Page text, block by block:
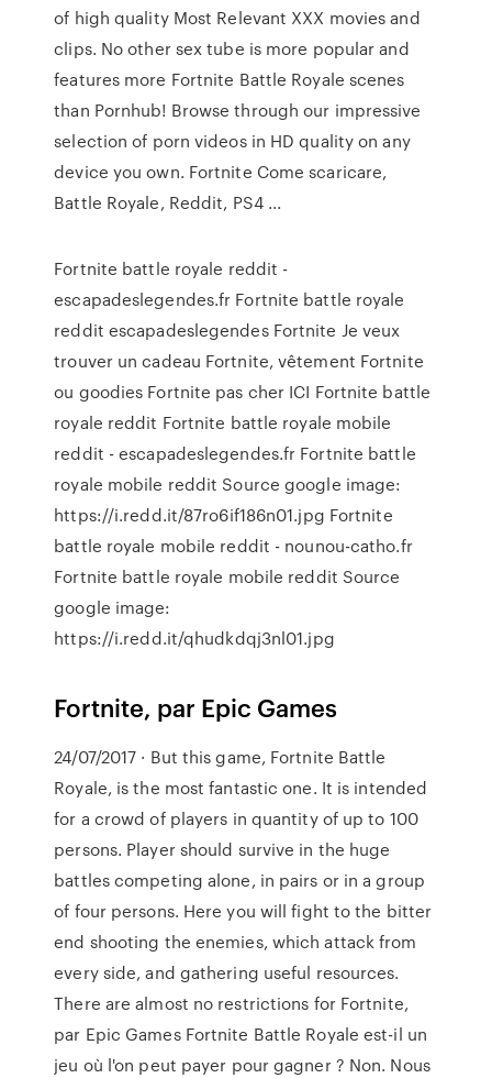
of high quality Most Relevant XXX movies and
clips. No other sex tube is more popular and
features more Fortnite Battle Royale scenes
than Pornhub! Browse through our impressive
selection of porn videos in HD quality on any
device you own. Fortnite Come scaricare,
Battle Royale, Reddit, PS4 ...
Fortnite battle royale reddit -
escapadeslegendes.fr Fortnite battle royale
reddit escapadeslegendes Fortnite Je veux
trouver un cadeau Fortnite, vêtement Fortnite
ou goodies Fortnite pas cher ICI Fortnite battle
royale reddit Fortnite battle royale mobile
reddit - escapadeslegendes.fr Fortnite battle
royale mobile reddit Source google image:
https://i.redd.it/87ro6if186n01.jpg Fortnite
battle royale mobile reddit - nounou-catho.fr
Fortnite battle royale mobile reddit Source
google image:
https://i.redd.it/qhudkdqj3nl01.jpg
Fortnite, par Epic Games
24/07/2017 · But this game, Fortnite Battle
Royale, is the most fantastic one. It is intended
for a crowd of players in quantity of up to 100
persons. Player should survive in the huge
battles competing alone, in pairs or in a group
of four persons. Here you will fight to the bitter
end shooting the enemies, which attack from
every side, and gathering useful resources.
There are almost no restrictions for Fortnite,
par Epic Games Fortnite Battle Royale est-il un
jeu où l'on peut payer pour gagner ? Non. Nous